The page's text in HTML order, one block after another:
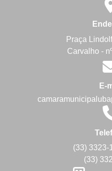
Praça
Carvalho -
E-
(33) 3323-
(33)